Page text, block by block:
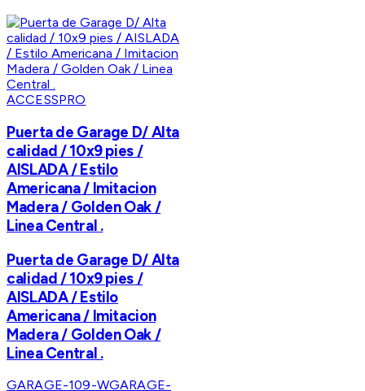
ACCESSPRO
Puerta de Garage D/ Alta
calidad / 10x9 pies /
AISLADA / Estilo
Americana / Imitacion
Madera / Golden Oak /
Linea Central .
Puerta de Garage D/ Alta
calidad / 10x9 pies /
AISLADA / Estilo
Americana / Imitacion
Madera / Golden Oak /
Linea Central .
GARAGE-109-WGARAGE-